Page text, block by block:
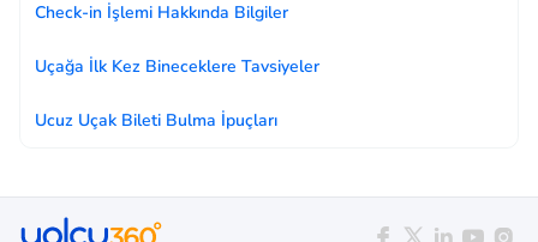
Check-in İşlemi Hakkında Bilgiler
Uçağa İlk Kez Bineceklere Tavsiyeler
Ucuz Uçak Bileti Bulma İpuçları